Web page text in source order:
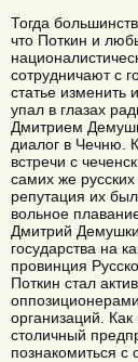
Тогда
что Поткин и
сотрудничают с
статье изменить
упал в глазах
Дмитрием
диалог в Чечню.
встречи с
самих же
репутация их
вольное
Дмитрий
государства на
провинция
Поткин стал
организаций.
столичный
познакомиться с